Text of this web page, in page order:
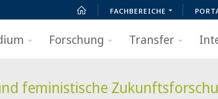
FACHBEREICHE
Forschung Transfer
feministische